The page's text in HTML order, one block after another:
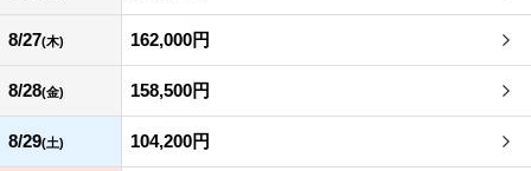
8/27(木) 162,000円
8/28(金) 158,500円
8/29(土) 104,200円